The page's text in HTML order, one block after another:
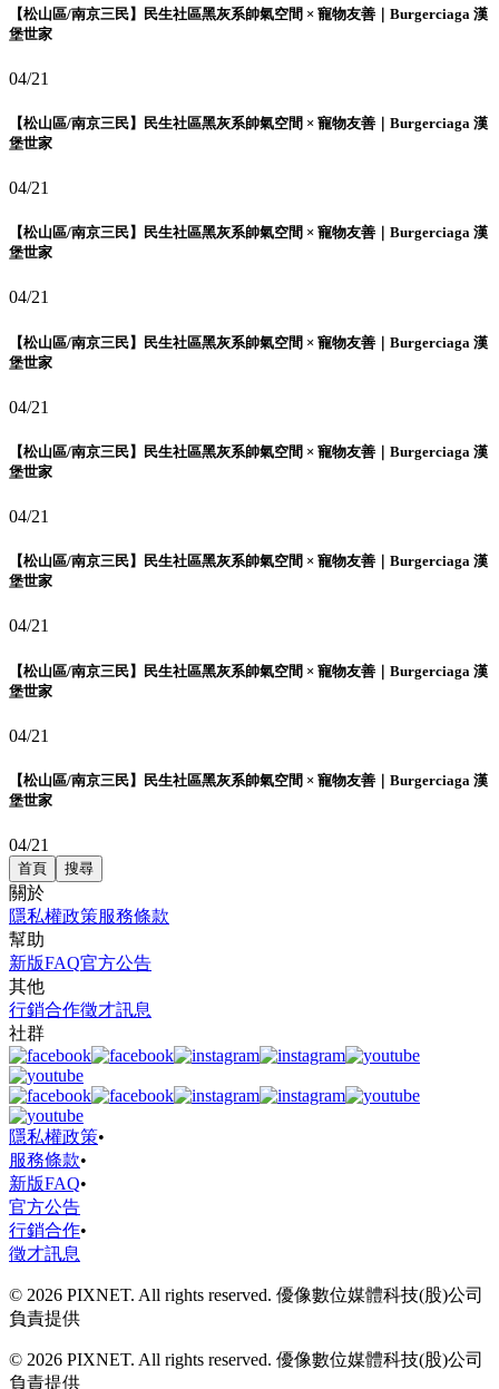
【松山區/南京三民】民生社區黑灰系帥氣空間 × 寵物友善｜Burgerciaga 漢
堡世家
04/21
【松山區/南京三民】民生社區黑灰系帥氣空間 × 寵物友善｜Burgerciaga 漢
堡世家
04/21
【松山區/南京三民】民生社區黑灰系帥氣空間 × 寵物友善｜Burgerciaga 漢
堡世家
04/21
【松山區/南京三民】民生社區黑灰系帥氣空間 × 寵物友善｜Burgerciaga 漢
堡世家
04/21
【松山區/南京三民】民生社區黑灰系帥氣空間 × 寵物友善｜Burgerciaga 漢
堡世家
04/21
【松山區/南京三民】民生社區黑灰系帥氣空間 × 寵物友善｜Burgerciaga 漢
堡世家
04/21
【松山區/南京三民】民生社區黑灰系帥氣空間 × 寵物友善｜Burgerciaga 漢
堡世家
04/21
【松山區/南京三民】民生社區黑灰系帥氣空間 × 寵物友善｜Burgerciaga 漢
堡世家
04/21
首頁 搜尋
關於
隱私權政策服務條款
幫助
新版FAQ官方公告
其他
行銷合作徵才訊息
社群
隱私權政策•
服務條款•
新版FAQ•
官方公告
行銷合作•
徵才訊息
© 2026 PIXNET. All rights reserved. 優像數位媒體科技(股)公司
負責提供
© 2026 PIXNET. All rights reserved. 優像數位媒體科技(股)公司
負責提供